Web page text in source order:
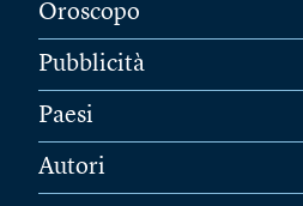
Oroscopo
Pubblicità
Paesi
Autori